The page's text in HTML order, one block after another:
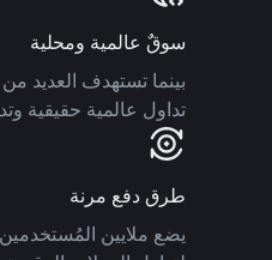
سوقٌ عالمية ومحلية
تداول عالمية حقيقية وتدعم أكثر
طرق دفع مرنة